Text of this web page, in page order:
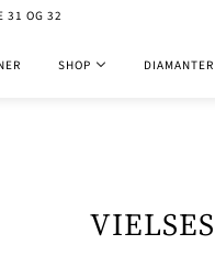
31 OG 32
SHOP DIAMANTER